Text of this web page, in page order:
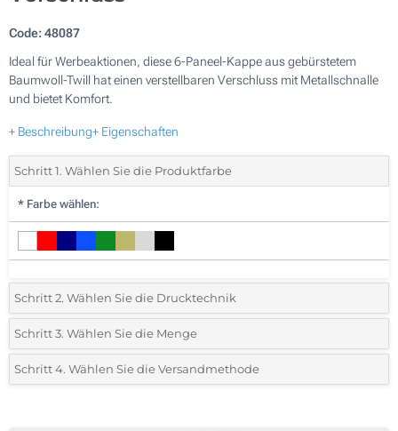
Code:48087
Ideal für Werbeaktionen, diese 6-Paneel-Kappe aus gebürstetem
Baumwoll-Twill hat einen verstellbaren Verschluss mit Metallschnalle
und bietet Komfort.
+ Beschreibung+ Eigenschaften
Schritt 1. Wählen Sie die Produktfarbe
* Farbe wählen:
Schritt 2. Wählen Sie die Drucktechnik
*Wählen Sie die Druck- und Farbtechniken für Ihr Logo:
1 Farbig (Auf einem Paneel)
Schritt 3. Wählen Sie die Menge
*Bitte wählen Sie Ihre gewünschte Menge
Schritt 4. Wählen Sie die Versandmethode